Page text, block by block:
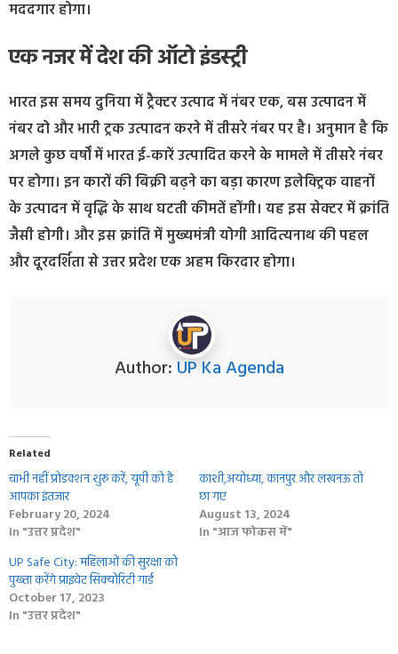
मददगार होगा।
एक नजर में देश की ऑटो इंडस्ट्री
भारत इस समय दुनिया में ट्रैक्टर उत्पाद में नंबर एक, बस उत्पादन में
नंबर दो और भारी ट्रक उत्पादन करने में तीसरे नंबर पर है। अनुमान है कि
अगले कुछ वर्षों में भारत ई-कारें उत्पादित करने के मामले में तीसरे नंबर
पर होगा। इन कारों की बिक्री बढ़ने का बड़ा कारण इलेक्ट्रिक वाहनों
के उत्पादन में वृद्धि के साथ घटती कीमतें होंगी। यह इस सेक्टर में क्रांति
जैसी होगी। और इस क्रांति में मुख्यमंत्री योगी आदित्यनाथ की पहल
और दूरदर्शिता से उत्तर प्रदेश एक अहम किरदार होगा।
Author: UP Ka Agenda
Related
चाभी नहीं प्रोडक्शन शुरू करें, यूपी को है
आपका इंतजार
February 20, 2024
In "उत्तर प्रदेश"
काशी,अयोध्या, कानपुर और लखनऊ तो
छा गए
August 13, 2024
In "आज फोकस में"
UP Safe City: महिलाओं की सुरक्षा को
पुख्ता करेंगे प्राइवेट सिक्‍योरिटी गार्ड
October 17, 2023
In "उत्तर प्रदेश"